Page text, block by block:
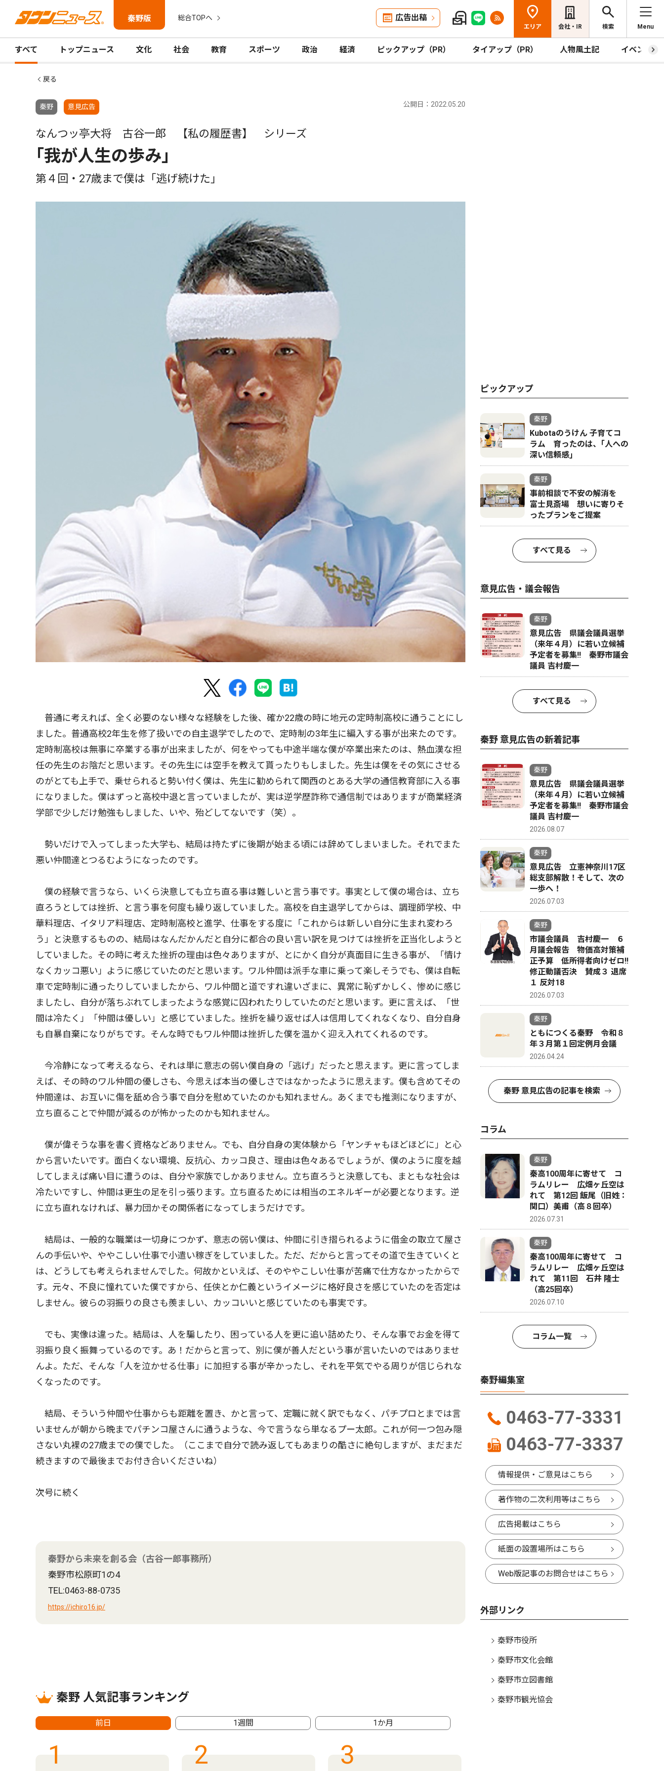
秦野版 総合TOPへ 広告出稿
エリア 会社・IR 検索 Menu
すべて トップニュース 文化 社会 教育 スポーツ 政治 経済 ピックアップ（PR） タイアップ（PR） 人物風土記 イベント
戻る
秦野 意見広告 公開日：2022.05.20
なんつッ亭大将 古谷一郎 【私の履歴書】 シリーズ
｢我が人生の歩み｣
第４回・27歳まで僕は「逃げ続けた」
普通に考えれば、全く必要のない様々な経験をした後、確か22歳の時に地元の定時制高校に通うことにし
ました。普通高校2年生を修了扱いでの自主退学でしたので、定時制の3年生に編入する事が出来たのです。
定時制高校は無事に卒業する事が出来ましたが、何をやっても中途半端な僕が卒業出来たのは、熱血漢な担
任の先生のお陰だと思います。その先生には空手を教えて貰ったりもしました。先生は僕をその気にさせる
のがとても上手で、乗せられると勢い付く僕は、先生に勧められて関西のとある大学の通信教育部に入る事
になりました。僕はずっと高校中退と言っていましたが、実は逆学歴詐称で通信制ではありますが商業経済
学部で少しだけ勉強もしました、いや、殆どしてないです（笑）。
勢いだけで入ってしまった大学も、結局は持たずに後期が始まる頃には辞めてしまいました。それでまた
悪い仲間達とつるむようになったのです。
僕の経験で言うなら、いくら決意しても立ち直る事は難しいと言う事です。事実として僕の場合は、立ち
直ろうとしては挫折、と言う事を何度も繰り返していました。高校を自主退学してからは、調理師学校、中
華料理店、イタリア料理店、定時制高校と進学、仕事をする度に「これからは新しい自分に生まれ変わろ
う」と決意するものの、結局はなんだかんだと自分に都合の良い言い訳を見つけては挫折を正当化しようと
していました。その時に考えた挫折の理由は色々ありますが、とにかく自分が真面目に生きる事が、「情け
なくカッコ悪い」ように感じていたのだと思います。ワル仲間は派手な車に乗って楽しそうでも、僕は自転
車で定時制に通ったりしていましたから、ワル仲間と道ですれ違いざまに、異常に恥ずかしく、惨めに感じ
ましたし、自分が落ちぶれてしまったような感覚に囚われたりしていたのだと思います。更に言えば、「世
間は冷たく」「仲間は優しい」と感じていました。挫折を繰り返せば人は信用してくれなくなり、自分自身
も自暴自棄になりがちです。そんな時でもワル仲間は挫折した僕を温かく迎え入れてくれるのです。
今冷静になって考えるなら、それは単に意志の弱い僕自身の「逃げ」だったと思えます。更に言ってしま
えば、その時のワル仲間の優しさも、今思えば本当の優しさではなかったように思えます。僕も含めてその
仲間達は、お互いに傷を舐め合う事で自分を慰めていたのかも知れません。あくまでも推測になりますが、
立ち直ることで仲間が減るのが怖かったのかも知れません。
僕が偉そうな事を書く資格などありません。でも、自分自身の実体験から「ヤンチャもほどほどに」と心
から言いたいです。面白くない環境、反抗心、カッコ良さ、理由は色々あるでしょうが、僕のように度を越
してしまえば痛い目に遭うのは、自分や家族でしかありません。立ち直ろうと決意しても、まともな社会は
冷たいですし、仲間は更生の足を引っ張ります。立ち直るためには相当のエネルギーが必要となります。逆
に立ち直れなければ、暴力団かその関係者になってしまうだけです。
結局は、一般的な職業は一切身につかず、意志の弱い僕は、仲間に引き摺られるように借金の取立て屋さ
んの手伝いや、ややこしい仕事で小遣い稼ぎをしていました。ただ、だからと言ってその道で生きていくと
は、どうしても考えられませんでした。何故かといえば、そのややこしい仕事が苦痛で仕方なかったからで
す。元々、不良に憧れていた僕ですから、任侠とか仁義というイメージに格好良さを感じていたのを否定は
しません。彼らの羽振りの良さも羨ましい、カッコいいと感じていたのも事実です。
でも、実像は違った。結局は、人を騙したり、困っている人を更に追い詰めたり、そんな事でお金を得て
羽振り良く振舞っているのです。あ！だからと言って、別に僕が善人だという事が言いたいのではありませ
んよ。ただ、そんな「人を泣かせる仕事」に加担する事が辛かったし、それを平気でやる周りが信じられな
くなったのです。
結局、そういう仲間や仕事からも距離を置き、かと言って、定職に就く訳でもなく、パチプロとまでは言
いませんが朝から晩までパチンコ屋さんに通うような、今で言うなら単なるプー太郎。これが何一つ包み隠
さない丸裸の27歳までの僕でした。（ここまで自分で読み返してもあまりの酷さに絶句しますが、まだまだ
続きますので最後までお付き合いくださいね）
次号に続く
秦野から未来を創る会（古谷一郎事務所）
秦野市松原町1の4
TEL:0463-88-0735
https://ichiro16.jp/
秦野 人気記事ランキング
前日 1週間 1か月
1 2 3
ピックアップ
秦野
Kubotaのうけん 子育てコ
ラム 育ったのは、｢人への
深い信頼感｣
秦野
事前相談で不安の解消を
富士見斎場 想いに寄りそ
ったプランをご提案
すべて見る
意見広告・議会報告
秦野
意見広告 県議会議員選挙
（来年４月）に若い立候補
予定者を募集‼ 秦野市議会
議員 吉村慶一
すべて見る
秦野 意見広告の新着記事
秦野
意見広告 県議会議員選挙
（来年４月）に若い立候補
予定者を募集‼ 秦野市議会
議員 吉村慶一
2026.08.07
秦野
意見広告 立憲神奈川17区
総支部解散！そして、次の
一歩へ！
2026.07.03
秦野
市議会議員 吉村慶一 ６
月議会報告 物価高対策補
正予算 低所得者向けゼロ!!
修正動議否決 賛成３ 退席
１ 反対18
2026.07.03
秦野
ともにつくる秦野 令和８
年３月第１回定例月会議
2026.04.24
秦野 意見広告の記事を検索
コラム
秦野
秦高100周年に寄せて コ
ラムリレー 広畑ヶ丘空は
れて 第12回 飯尾（旧姓：
関口）美甫（高８回卒）
2026.07.31
秦野
秦高100周年に寄せて コ
ラムリレー 広畑ヶ丘空は
れて 第11回 石井 隆士
（高25回卒）
2026.07.10
コラム一覧
秦野編集室
0463-77-3331
0463-77-3337
情報提供・ご意見はこちら
著作物の二次利用等はこちら
広告掲載はこちら
紙面の設置場所はこちら
Web版記事のお問合せはこちら
外部リンク
秦野市役所
秦野市文化会館
秦野市立図書館
秦野市観光協会